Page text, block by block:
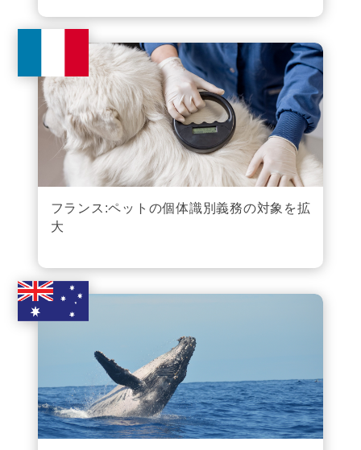
フランス:ペットの個体識別義務の対象を拡
大